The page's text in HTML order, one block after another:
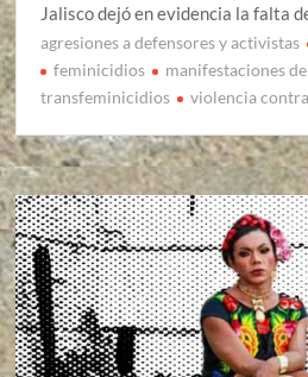
Jalisco dejó en evidencia la falta
agresiones a defensores y activistas
feminicidios
manifestaciones
transfeminicidios
violencia